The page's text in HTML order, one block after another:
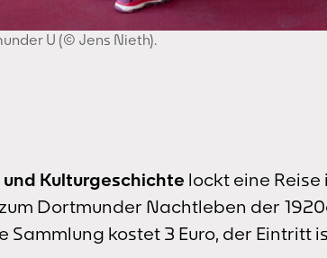
U (© Jens Nieth).
Kulturgeschichte lockt eine Reise
Dortmunder Nachtleben der
Sammlung kostet 3 Euro, der Eintritt